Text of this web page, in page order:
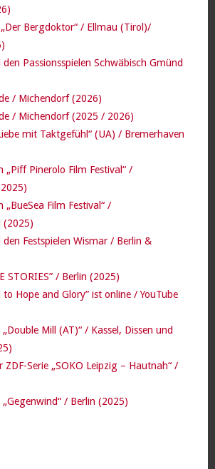
Bergdoktor“ / Ellmau (Tirol)/
Passionsspielen Schwäbisch Gmünd
/ Michendorf (2026)
/ Michendorf (2025 / 2026)
mit Taktgefühl“ (UA) / Bremerhaven
„Piff Pinerolo Film Festival“ /
„BueSea Film Festival“ /
(2025)
Festspielen Wismar / Berlin &
STORIES” / Berlin (2025)
to Hope and Glory” ist online / YouTube
Mill (AT)“ / Kassel, Dissen und
Serie „SOKO Leipzig – Hautnah“ /
/ Berlin (2025)